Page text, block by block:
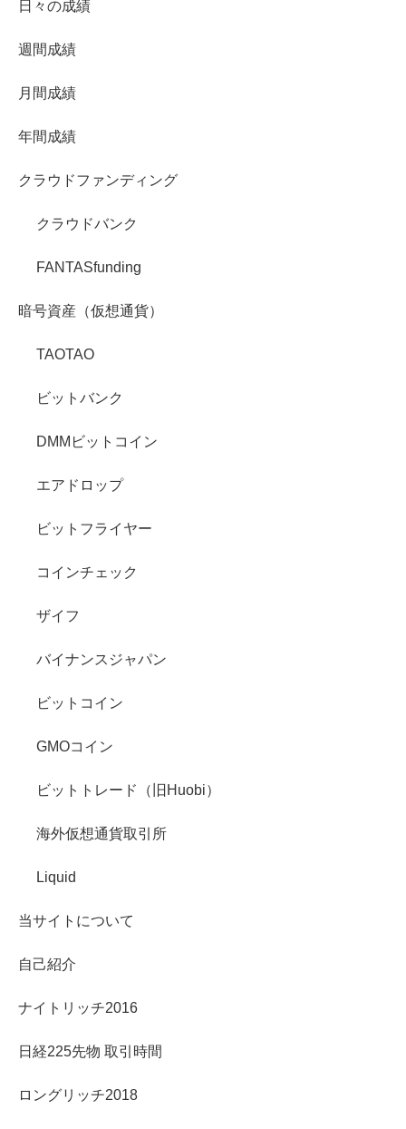
日々の成績
週間成績
月間成績
年間成績
クラウドファンディング
クラウドバンク
FANTASfunding
暗号資産（仮想通貨）
TAOTAO
ビットバンク
DMMビットコイン
エアドロップ
ビットフライヤー
コインチェック
ザイフ
バイナンスジャパン
ビットコイン
GMOコイン
ビットトレード（旧Huobi）
海外仮想通貨取引所
Liquid
当サイトについて
自己紹介
ナイトリッチ2016
日経225先物 取引時間
ロングリッチ2018